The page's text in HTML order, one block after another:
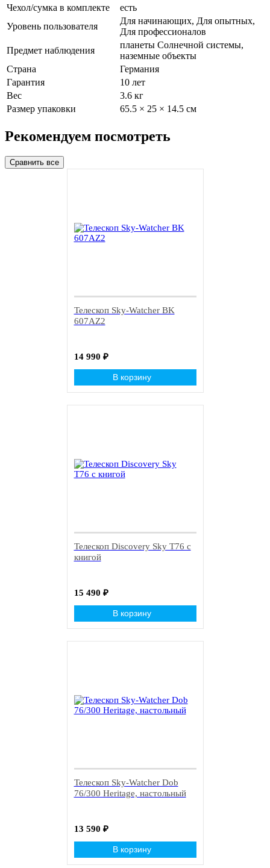
Чехол/сумка в комплекте
есть
Уровень пользователя
Для начинающих, Для опытных,
Для профессионалов
Предмет наблюдения
планеты Солнечной системы,
наземные объекты
Страна
Германия
Гарантия
10 лет
Вес
3.6 кг
Размер упаковки
65.5 × 25 × 14.5 см
Рекомендуем посмотреть
Телескоп Sky-Watcher BK
607AZ2
14 990 ₽
В корзину
Телескоп Discovery Sky T76 с
книгой
15 490 ₽
В корзину
Телескоп Sky-Watcher Dob
76/300 Heritage, настольный
13 590 ₽
В корзину